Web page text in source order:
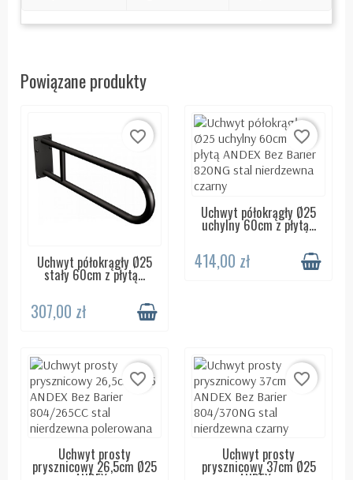
Powiązane produkty
DOSTĘPNY 24H
favorite_border
Uchwyt półokrągły Ø25
stały 60cm z płytą...
307,00 zł
DOSTĘPNY 24H
favorite_border
Uchwyt półokrągły Ø25
uchylny 60cm z płytą...
414,00 zł
DOSTĘPNY 24H
favorite_border
Uchwyt prosty
prysznicowy 26,5cm Ø25
DOSTĘPNY 24H
favorite_border
Uchwyt prosty
prysznicowy 37cm Ø25